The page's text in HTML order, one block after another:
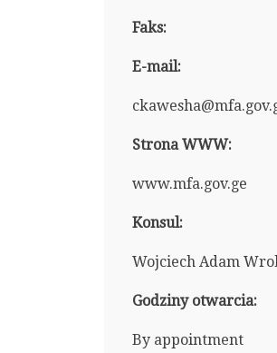
Faks:
E-mail:
Strona WWW:
www.mfa.gov.ge
Konsul:
Wojciech Adam
Godziny otwarcia:
By appointment